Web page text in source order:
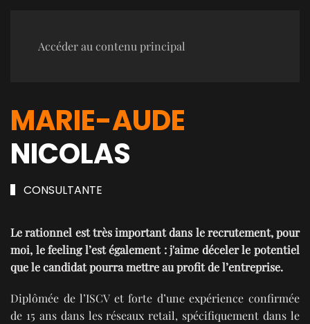
Accéder au contenu principal
MARIE-AUDE
NICOLAS
CONSULTANTE
Le rationnel est très important dans le recrutement, pour
moi, le feeling l’est également : j'aime déceler le potentiel
que le candidat pourra mettre au profit de l’entreprise.
Diplômée de l’ISCV et forte d’une expérience confirmée
de 15 ans dans les réseaux retail, spécifiquement dans le